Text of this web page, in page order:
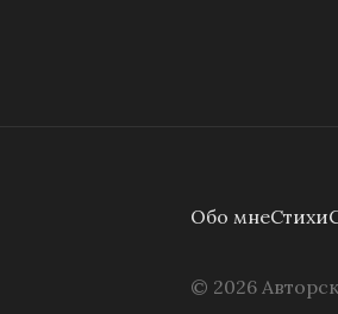
Обо мнеСтихи
© 2026